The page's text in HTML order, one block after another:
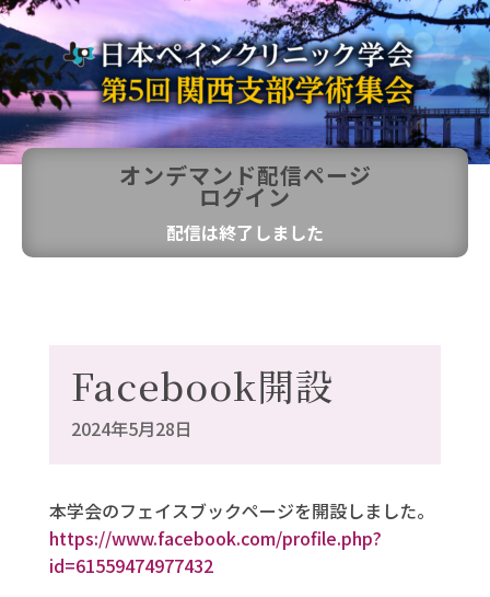
オンデマンド配信ページ
ログイン
配信は終了しました
Facebook開設
2024年5月28日
本学会のフェイスブックページを開設しました。
https://www.facebook.com/profile.php?
id=61559474977432